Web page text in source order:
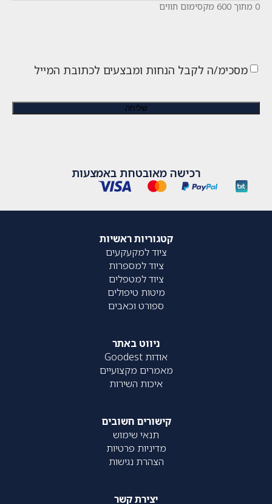
0 מתוך 600 מקסימום תווים
מסכימ/ה לקבל הנחות ומבצעים לכתובת המייל
רכישה מאובטחת באמצעות
קטגוריות ראשיות
ציוד למקעקעים
ציוד למספרות
ציוד למטפלים
מיטות טיפולים
ספורט וכאבים
ניווט באתר
אודות Goodest
מאמרים מקצועיים
איכות השירות
קישורים חשובים
תנאי שימוש
מדיניות פרטיות
הצהרת נגישות
יצירת קשר